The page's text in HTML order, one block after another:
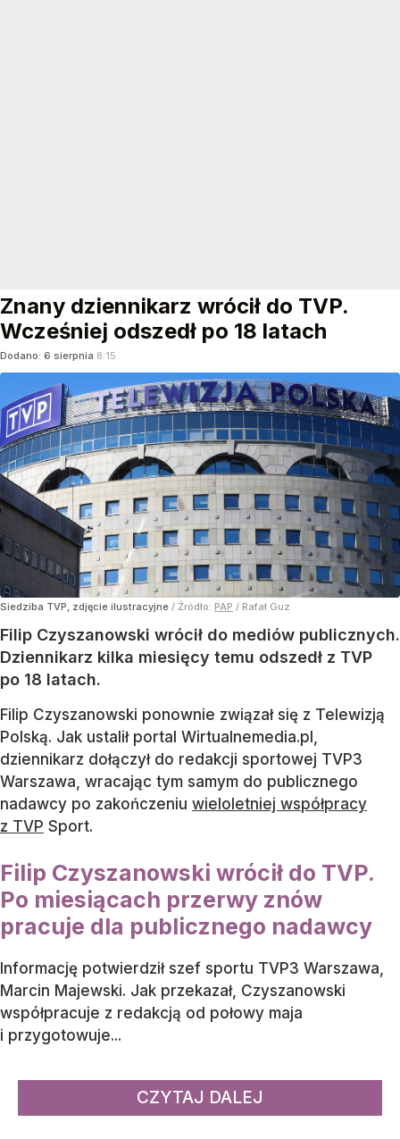
Znany dziennikarz wrócił do TVP.
Wcześniej odszedł po 18 latach
Dodano: 6 sierpnia 8:15
Siedziba TVP, zdjęcie ilustracyjne / Źródło: PAP / Rafał Guz
Filip Czyszanowski wrócił do mediów publicznych.
Dziennikarz kilka miesięcy temu odszedł z TVP
po 18 latach.
Filip Czyszanowski ponownie związał się z Telewizją
Polską. Jak ustalił portal Wirtualnemedia.pl,
dziennikarz dołączył do redakcji sportowej TVP3
Warszawa, wracając tym samym do publicznego
nadawcy po zakończeniu wieloletniej współpracy
z TVP Sport.
Filip Czyszanowski wrócił do TVP.
Po miesiącach przerwy znów
pracuje dla publicznego nadawcy
Informację potwierdził szef sportu TVP3 Warszawa,
Marcin Majewski. Jak przekazał, Czyszanowski
współpracuje z redakcją od połowy maja
i przygotowuje...
CZYTAJ DALEJ